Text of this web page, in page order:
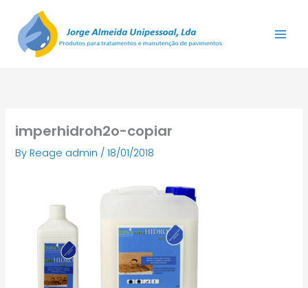
content
imperhidroh2o-copiar
ByReage admin /18/01/2018